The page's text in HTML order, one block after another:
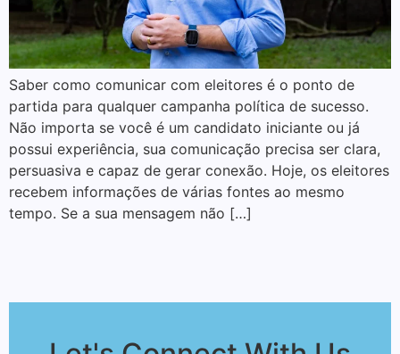
Saber como comunicar com eleitores é o ponto de
partida para qualquer campanha política de sucesso.
Não importa se você é um candidato iniciante ou já
possui experiência, sua comunicação precisa ser clara,
persuasiva e capaz de gerar conexão. Hoje, os eleitores
recebem informações de várias fontes ao mesmo
tempo. Se a sua mensagem não […]